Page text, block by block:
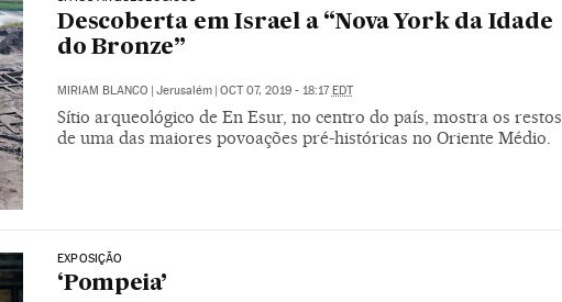
Descoberta em Israel a “Nova York da Idade
do Bronze”
MIRIAM BLANCO | Jerusalém | OCT 07, 2019 - 18:17EDT
Sítio arqueológico de En Esur, no centro do país, mostra os restos
de uma das maiores povoações pré-históricas no Oriente Médio.
EXPOSIÇÃO
‘Pompeia’